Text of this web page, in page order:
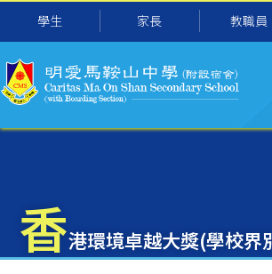
移至主內容
學生 家長 教職員
导
航
香港環境卓越大獎(學校界